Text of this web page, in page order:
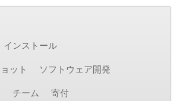
インストール
ット
ソフトウェア開発
チーム 寄付